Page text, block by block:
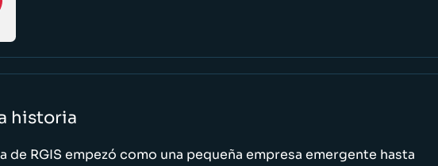
historia
de RGIS empezó como una pequeña empresa emergente hasta